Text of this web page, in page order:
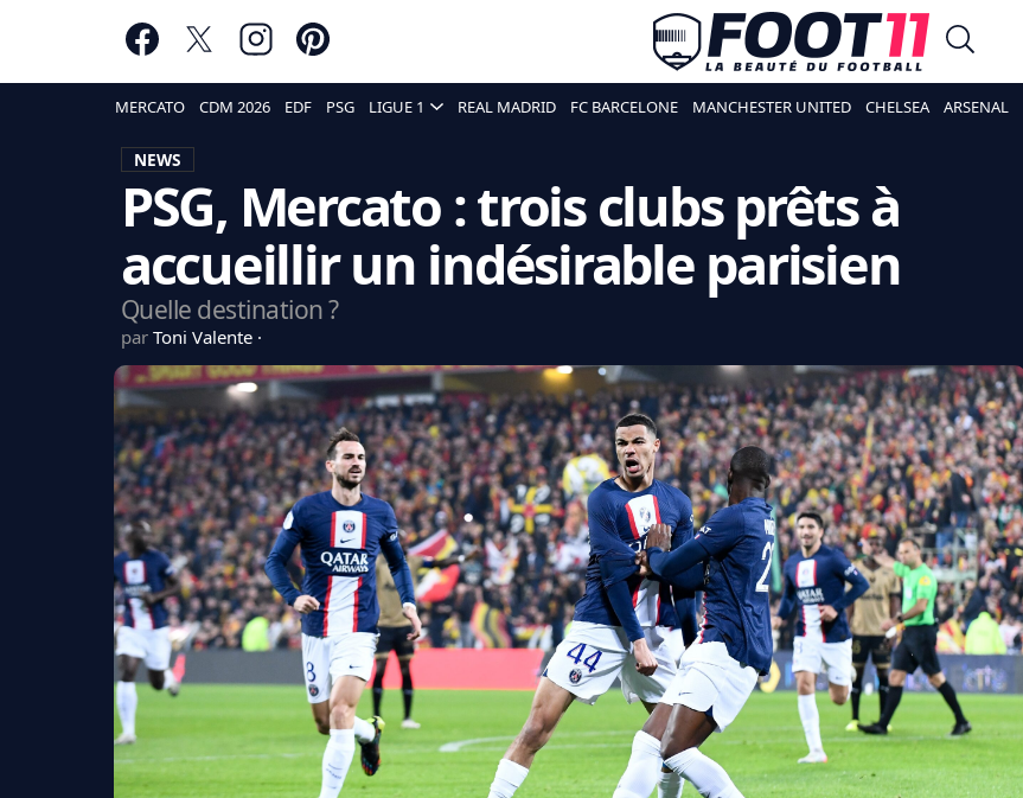
MERCATO CDM 2026 EDF PSG LIGUE 1 REAL MADRID FC BARCELONE MANCHESTER UNITED CHELSEA ARSENAL
NEWS
PSG, Mercato : trois clubs prêts à
accueillir un indésirable parisien
Quelle destination ?
par Toni Valente